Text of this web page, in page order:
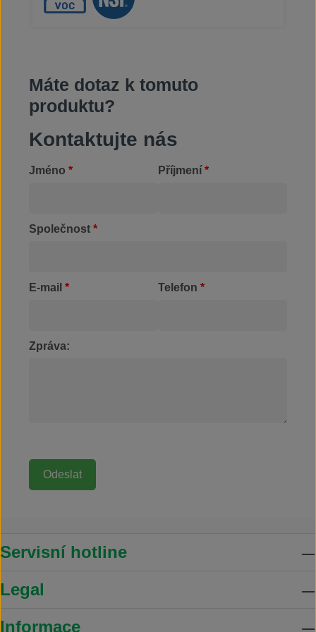
vyrobených dílech.
Máte dotaz k tomuto
produktu?
Kontaktujte nás
Jméno * Příjmení *
Společnost *
E-mail * Telefon *
Zpráva:
Servisní hotline
Legal
Informace